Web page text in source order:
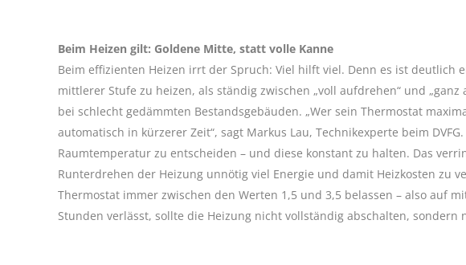
Beim Heizen gilt: Goldene Mitte, statt volle Kanne
Beim effizienten Heizen irrt der Spruch: Viel hilft viel. Denn es ist deutlich
mittlerer Stufe zu heizen, als ständig zwischen „voll aufdrehen“ und
bei schlecht gedämmten Bestandsgebäuden. „Wer sein Thermostat
automatisch in kürzerer Zeit“, sagt Markus Lau, Technikexperte beim
Raumtemperatur zu entscheiden – und diese konstant zu halten. Das
Runterdrehen der Heizung unnötig viel Energie und damit Heizkosten zu
Thermostat immer zwischen den Werten 1,5 und 3,5 belassen – also auf
Stunden verlässt, sollte die Heizung nicht vollständig abschalten,